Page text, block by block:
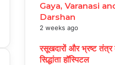
Gaya, Varanasi
Darshan
2 weeks ago
रसूखदारों और भ्रष्ट तंत्र
सिद्धांता हॉस्पिटल